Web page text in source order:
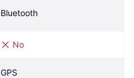
Bluetooth
No
GPS